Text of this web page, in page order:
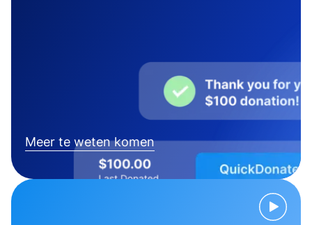
Meer te weten komen